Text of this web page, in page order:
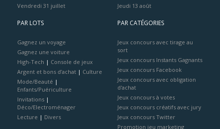
Vendredi 31 juillet
Jeudi 13 août
PAR LOTS
Gagnez un voyage
Gagnez une voiture
High-Tech | Console de jeux
Argent et bons d’achat | Culture
Mode/Beauté |
Enfants/Puériculture
Invitations |
Déco/Electroménager
Lecture | Divers
PAR CATÉGORIES
Jeux concours avec tirage au
sort
Jeux concours Instants Gagnants
Jeux concours Facebook
Jeux concours avec obligation
d'achat
Jeux concours à votes
Jeux concours créatifs avec jury
Jeux concours Twitter
Promotion jeu marketing